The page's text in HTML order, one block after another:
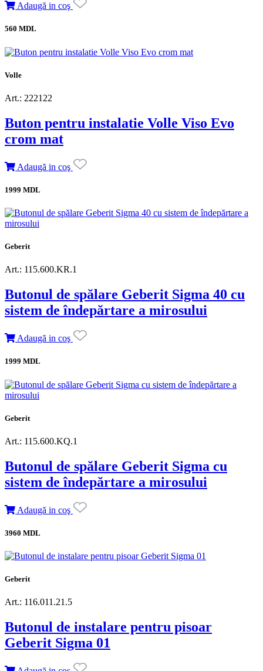
Adaugă in coş
560 MDL
Volle
Art.: 222122
Buton pentru instalatie Volle Viso Evo
crom mat
Adaugă in coş
1999 MDL
Geberit
Art.: 115.600.KR.1
Butonul de spălare Geberit Sigma 40 cu
sistem de îndepărtare a mirosului
Adaugă in coş
1999 MDL
Geberit
Art.: 115.600.KQ.1
Butonul de spălare Geberit Sigma cu
sistem de îndepărtare a mirosului
Adaugă in coş
3960 MDL
Geberit
Art.: 116.011.21.5
Butonul de instalare pentru pisoar
Geberit Sigma 01